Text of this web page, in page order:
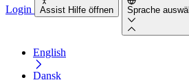
Login Assist Hilfe öffnen Sprache
English
Dansk